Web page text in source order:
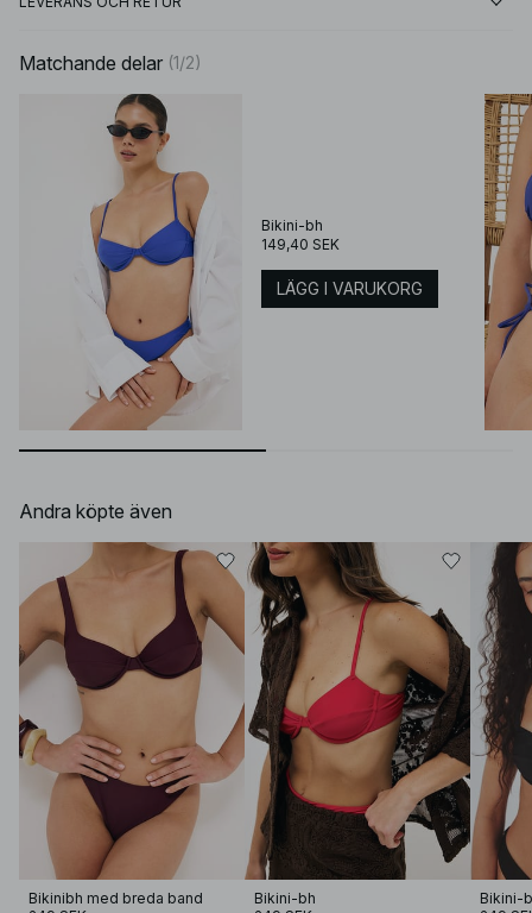
Matchande delar (1/2)
Bikini-bh
149,40 SEK
LÄGG I VARUKORG
Andra köpte även
Bikinibh med breda band
Bikini-bh
Bikini-